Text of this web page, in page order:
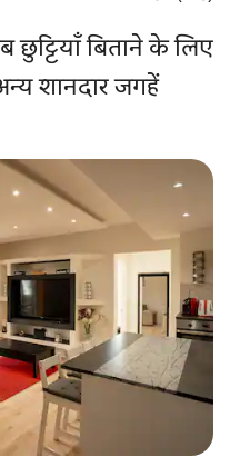
बिताने के लिए
शानदार जगहें